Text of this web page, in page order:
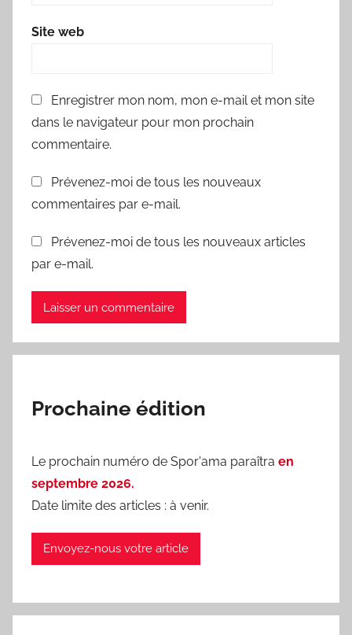
Site web
Enregistrer mon nom, mon e-mail et mon site
dans le navigateur pour mon prochain
commentaire.
Prévenez-moi de tous les nouveaux
commentaires par e-mail.
Prévenez-moi de tous les nouveaux articles
par e-mail.
Prochaine édition
Le prochain numéro de Spor'ama paraîtra en
septembre 2026.
Date limite des articles : à venir.
Envoyez-nous votre article